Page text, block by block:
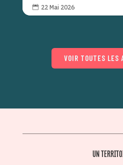
 22 Mai 2026
VOIR TOUTES LES
UN